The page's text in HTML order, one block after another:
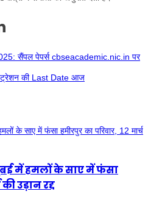
सैंपल पेपर्स cbseacademic.nic.in पर
की Last Date आज
में हमलों के साए में फंसा
उड़ान रद्द